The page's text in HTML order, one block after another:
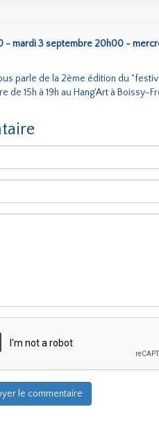
- mardi 3 septembre 20h00 -
parle de la 2ème édition du
de 15h à 19h au Hang'Art à Boissy-